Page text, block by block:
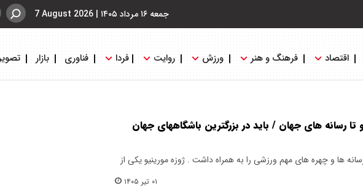
جمعه ۱۶ مرداد ۱۴۰۵ |
7 August 2026
اقتصاد فرهنگ و هنر ورزش روایت فردا فناوری بازار
تا رسانه های جهان / باید در بزرگترین باشگاههای جهان
ها و چهره های مهم ورزشی را به همراه داشت . ژوزه مورینیو یکی از
۰۱ تیر ۱۴۰۵